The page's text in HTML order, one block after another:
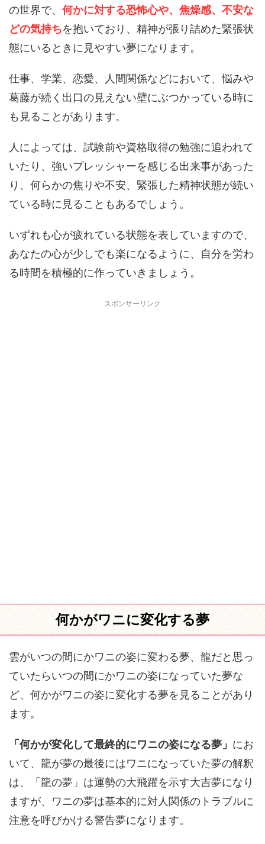
の世界で、 何かに対する恐怖心や、焦燥感、不安な
どの気持ちを抱いており、精神が張り詰めた緊張状
態にいるときに見やすい夢になります。
仕事、学業、恋愛、人間関係などにおいて、悩みや
葛藤が続く出口の見えない壁にぶつかっている時に
も見ることがあります。
人によっては、試験前や資格取得の勉強に追われて
いたり、強いプレッシャーを感じる出来事があった
り、何らかの焦りや不安、緊張した精神状態が続い
ている時に見ることもあるでしょう。
いずれも心が疲れている状態を表していますので、
あなたの心が少しでも楽になるように、自分を労わ
る時間を積極的に作っていきましょう。
スポンサーリンク
何かがワニに変化する夢
雲がいつの間にかワニの姿に変わる夢、龍だと思っ
ていたらいつの間にかワニの姿になっていた夢な
ど、何かがワニの姿に変化する夢を見ることがあり
ます。
「何かが変化して最終的にワニの姿になる夢」 にお
いて、龍が夢の最後にはワニになっていた夢の解釈
は、「龍の夢」は運勢の大飛躍を示す大吉夢になり
ますが、ワニの夢は基本的に対人関係のトラブルに
注意を呼びかける警告夢になります。